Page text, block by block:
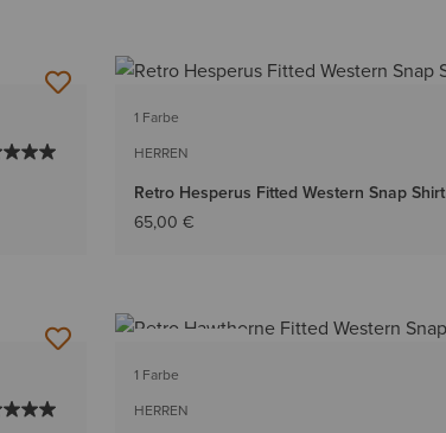
1 Farbe
HERREN
Retro Hesperus Fitted Western Snap Shirt
65,00 €
1 Farbe
HERREN